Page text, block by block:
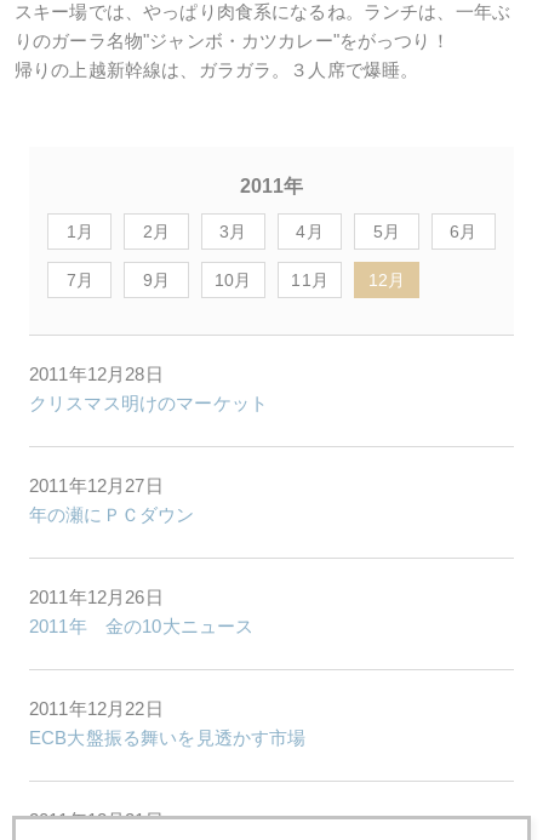
スキー場では、やっぱり肉食系になるね。ランチは、一年ぶ
りのガーラ名物"ジャンボ・カツカレー"をがっつり！
帰りの上越新幹線は、ガラガラ。３人席で爆睡。
2011年
1月 2月 3月 4月 5月 6月
7月 9月 10月 11月 12月
2011年12月28日
クリスマス明けのマーケット
2011年12月27日
年の瀬にＰＣダウン
2011年12月26日
2011年 金の10大ニュース
2011年12月22日
ECB大盤振る舞いを見透かす市場
2011年12月21日